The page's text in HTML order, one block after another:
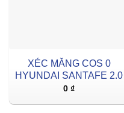
XÉC MĂNG COS 0
HYUNDAI SANTAFE 2.0
0 ₫